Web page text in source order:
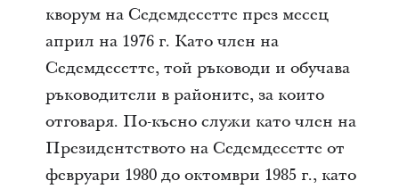
кворум на Седемдесетте през месец
април на 1976 г. Като член на
Седемдесетте, той ръководи и обучава
ръководители в районите, за които
отговаря. По-късно служи като член на
Президентството на Седемдесетте от
февруари 1980 до октомври 1985 г., като